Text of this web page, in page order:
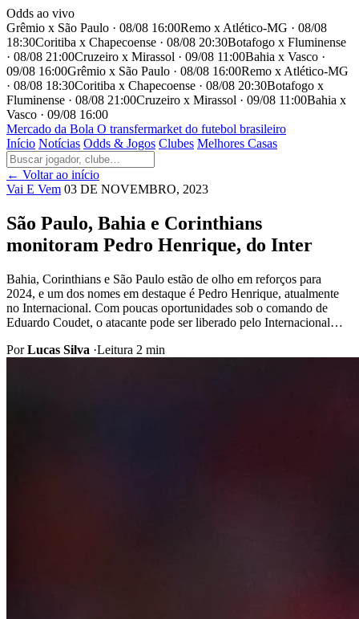
Odds ao vivo
Grêmio x São Paulo · 08/08 16:00Remo x Atlético-MG · 08/08
18:30Coritiba x Chapecoense · 08/08 20:30Botafogo x Fluminense
· 08/08 21:00Cruzeiro x Mirassol · 09/08 11:00Bahia x Vasco ·
09/08 16:00Grêmio x São Paulo · 08/08 16:00Remo x Atlético-MG
· 08/08 18:30Coritiba x Chapecoense · 08/08 20:30Botafogo x
Fluminense · 08/08 21:00Cruzeiro x Mirassol · 09/08 11:00Bahia x
Vasco · 09/08 16:00
Mercado da Bola O transfermarket do futebol brasileiro
Início Notícias Odds & Jogos Clubes Melhores Casas
← Voltar ao início
Vai E Vem 03 DE NOVEMBRO, 2023
São Paulo, Bahia e Corinthians
monitoram Pedro Henrique, do Inter
Bahia, Corinthians e São Paulo estão de olho em reforços para
2024, e um dos nomes em destaque é Pedro Henrique, atualmente
no Internacional. Com poucas oportunidades sob o comando de
Eduardo Coudet, o atacante pode ser liberado pelo Internacional…
PorLucas Silva ·Leitura 2 min